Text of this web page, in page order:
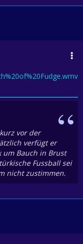
vor der
verfügt er
um Bauch in Brust
Fussball sei
nicht zustimmen.